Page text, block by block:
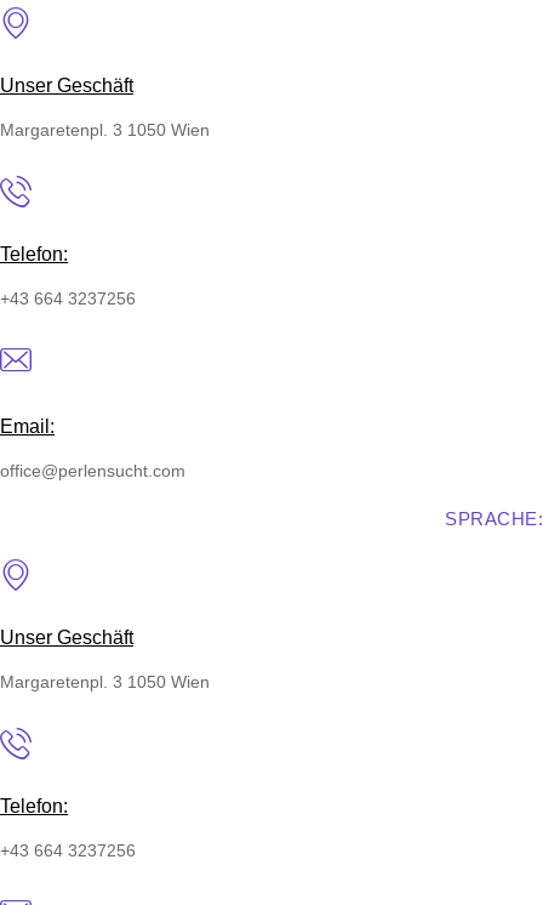
Skip
to
Perlensucht
Unser Geschäft
Margaretenpl. 3 1050 Wien
Telefon:
+43 664 3237256
Email:
office@perlensucht.com
SPRACHE:
Unser Geschäft
Margaretenpl. 3 1050 Wien
Telefon:
+43 664 3237256